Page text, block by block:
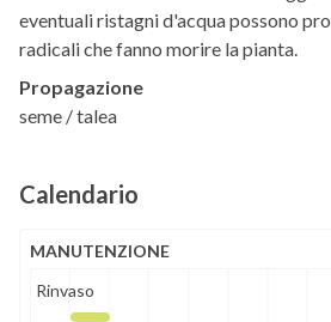
eventuali ristagni d'acqua possono
radicali che fanno morire la pianta.
Propagazione
seme / talea
Calendario
MANUTENZIONE
Rinvaso